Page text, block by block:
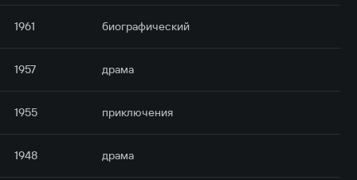
1961 биографический
1957 драма
1955 приключе­ния
1948 драма